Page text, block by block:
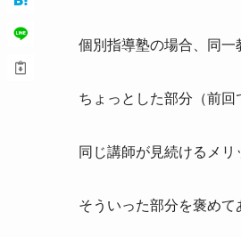
個別指導塾の場合、同一
ちょっとした部分（前回
同じ講師が見続けるメリ
そういった部分を褒めて